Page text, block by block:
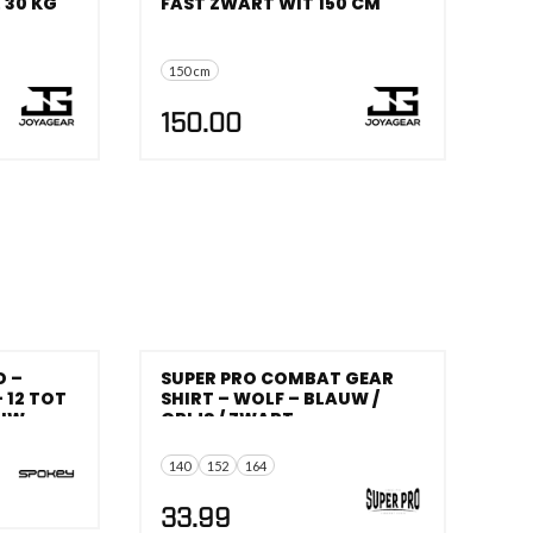
150 cm
150.00
–
12 TOT
140 152 164
SUPER PRO COMBAT GEAR
SHIRT – WOLF – BLAUW /
GRIJS / ZWART
33.99